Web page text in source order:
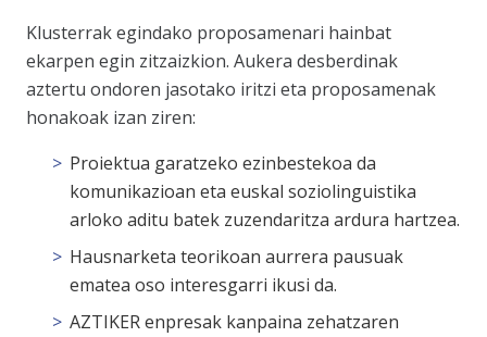
Klusterrak egindako proposamenari hainbat
ekarpen egin zitzaizkion. Aukera desberdinak
aztertu ondoren jasotako iritzi eta proposamenak
honakoak izan ziren:
Proiektua garatzeko ezinbestekoa da
komunikazioan eta euskal soziolinguistika
arloko aditu batek zuzendaritza ardura hartzea.
Hausnarketa teorikoan aurrera pausuak
ematea oso interesgarri ikusi da.
AZTIKER enpresak kanpaina zehatzaren